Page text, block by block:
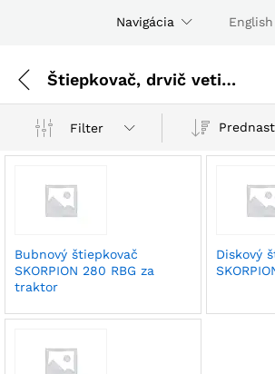
Navigácia English
Štiepkovač, drvič vetiev
Filter
Bubnový štiepkovač
SKORPION 280 RBG za
traktor
Diskový